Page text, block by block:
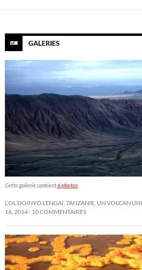
GALERIES
Cette galerie contient6 photos.
L’OL DOINYO LENGAI, TANZANIE, UN VOLCAN
16, 2014 10 COMMENTAIRES